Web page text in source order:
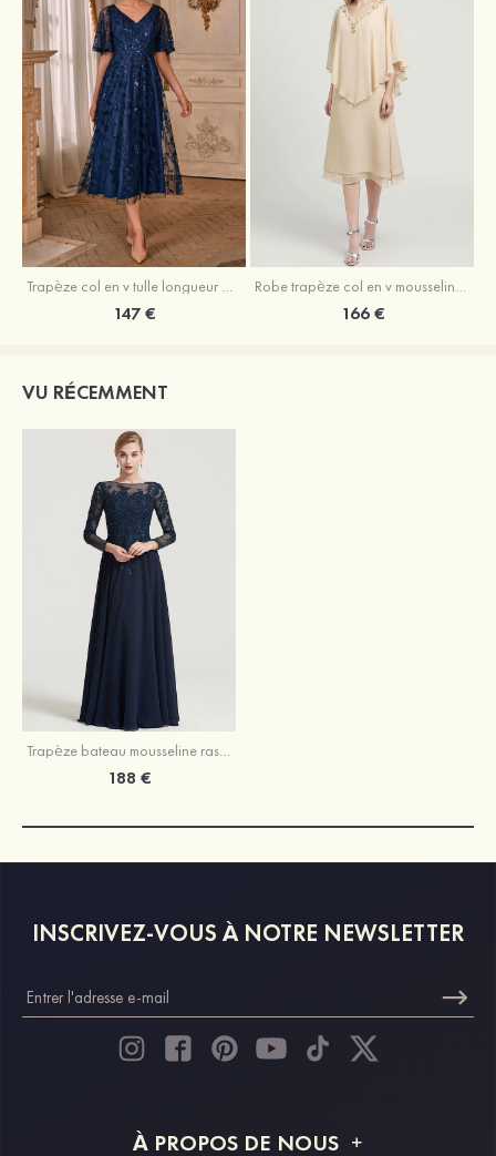
Trapèze col en v tulle longueur mollet robe de mère de la mariée avec appliqué paillettes ceinture
147 €
Robe trapèze col en v mousseline longueur mollet robe de mère de la mariée avec perle
166 €
VU RÉCEMMENT
Trapèze bateau mousseline ras du sol robe de mere de la mariée bleu marine foncé
188 €
INSCRIVEZ-VOUS À NOTRE NEWSLETTER
À PROPOS DE NOUS